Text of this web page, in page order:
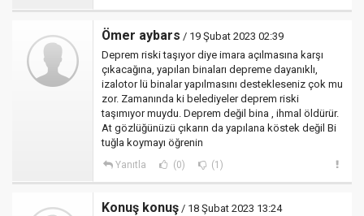
Ömer aybars / 19 Şubat 2023 02:39
Deprem riski taşıyor diye imara açılmasına karşı
çıkacağına, yapılan binaları depreme dayanıklı,
izalotor lü binalar yapılmasını destekleseniz çok mu
zor. Zamanında ki belediyeler deprem riski
taşımıyor muydu. Deprem değil bina , ihmal öldürür.
At gözlüğünüzü çıkarın da yapılana köstek değil Bi
tuğla koymayı öğrenin
Yanıtla (0) (1)
Konuş konuş / 18 Şubat 2023 13:24